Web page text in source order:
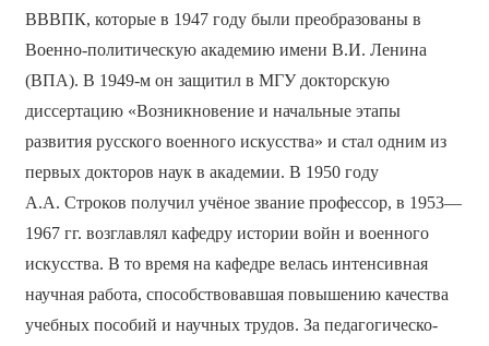
ВВВПК, которые в 1947 году были преобразованы в
Военно-политическую академию имени В.И. Ленина
(ВПА). В 1949-м он защитил в МГУ докторскую
диссертацию «Возникновение и начальные этапы
развития русского военного искусства» и стал одним из
первых докторов наук в академии. В 1950 году
А.А. Строков получил учёное звание профессор, в 1953—
1967 гг. возглавлял кафедру истории войн и военного
искусства. В то время на кафедре велась интенсивная
научная работа, способствовавшая повышению качества
учебных пособий и научных трудов. За педагогическо-